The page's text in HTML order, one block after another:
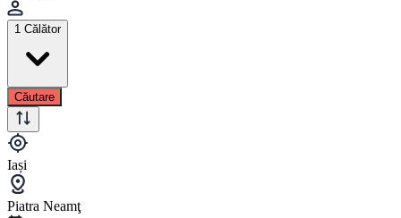
1 Călător
Căutare
Iași
Piatra Neamţ